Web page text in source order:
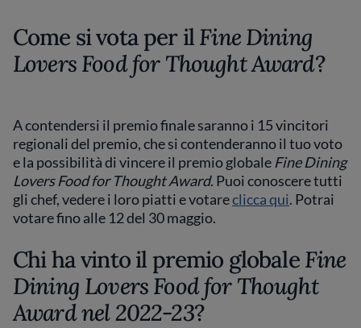
Come si vota per ilFine Dining
Lovers Food for Thought Award?
A contendersi il premio finale saranno i 15 vincitori
regionali del premio, che si contenderanno il tuo voto
e la possibilità di vincere il premio globale Fine Dining
Lovers Food for Thought Award. Puoi conoscere tutti
gli chef, vedere i loro piatti e votareclicca qui. Potrai
votare fino alle 12 del 30 maggio.
Chi ha vinto il premio globaleFine
Dining Lovers Food for Thought
Award nel 2022-23?